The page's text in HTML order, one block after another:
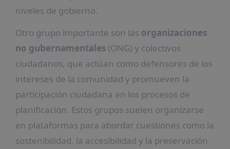
niveles de gobierno.
Otro grupo importante son las organizaciones
no gubernamentales(ONG) y colectivos
ciudadanos, que actúan como defensores de los
intereses de la comunidad y promueven la
participación ciudadana en los procesos de
planificación. Estos grupos suelen organizarse
en plataformas para abordar cuestiones como la
sostenibilidad, la accesibilidad y la preservación